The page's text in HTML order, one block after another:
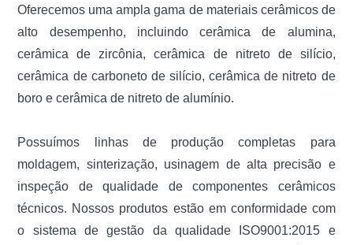
Oferecemos uma ampla gama de materiais cerâmicos de
alto desempenho, incluindo cerâmica de alumina,
cerâmica de zircônia, cerâmica de nitreto de silício,
cerâmica de carboneto de silício, cerâmica de nitreto de
boro e cerâmica de nitreto de alumínio.
Possuímos linhas de produção completas para
moldagem, sinterização, usinagem de alta precisão e
inspeção de qualidade de componentes cerâmicos
técnicos. Nossos produtos estão em conformidade com
o sistema de gestão da qualidade ISO9001:2015 e